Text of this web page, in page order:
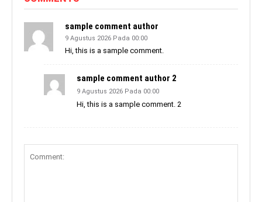
sample comment author
9 Agustus 2026 Pada 00:00
Hi, this is a sample comment.
sample comment author 2
9 Agustus 2026 Pada 00:00
Hi, this is a sample comment. 2